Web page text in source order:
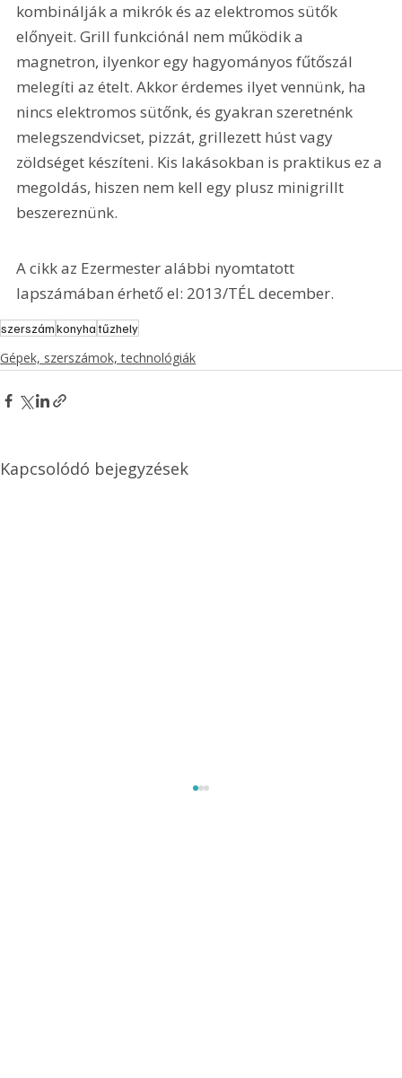
kombinálják a mikrók és az elektromos sütők
előnyeit. Grill funkciónál nem működik a
magnetron, ilyenkor egy hagyományos fűtőszál
melegíti az ételt. Akkor érdemes ilyet vennünk, ha
nincs elektromos sütőnk, és gyakran szeretnénk
melegszendvicset, pizzát, grillezett húst vagy
zöldséget készíteni. Kis lakásokban is praktikus ez a
megoldás, hiszen nem kell egy plusz minigrillt
beszereznünk.
A cikk az Ezermester alábbi nyomtatott
lapszámában érhető el: 2013/TÉL december.
szerszámkonyhatűzhely
Gépek, szerszámok, technológiák
Kapcsolódó bejegyzések